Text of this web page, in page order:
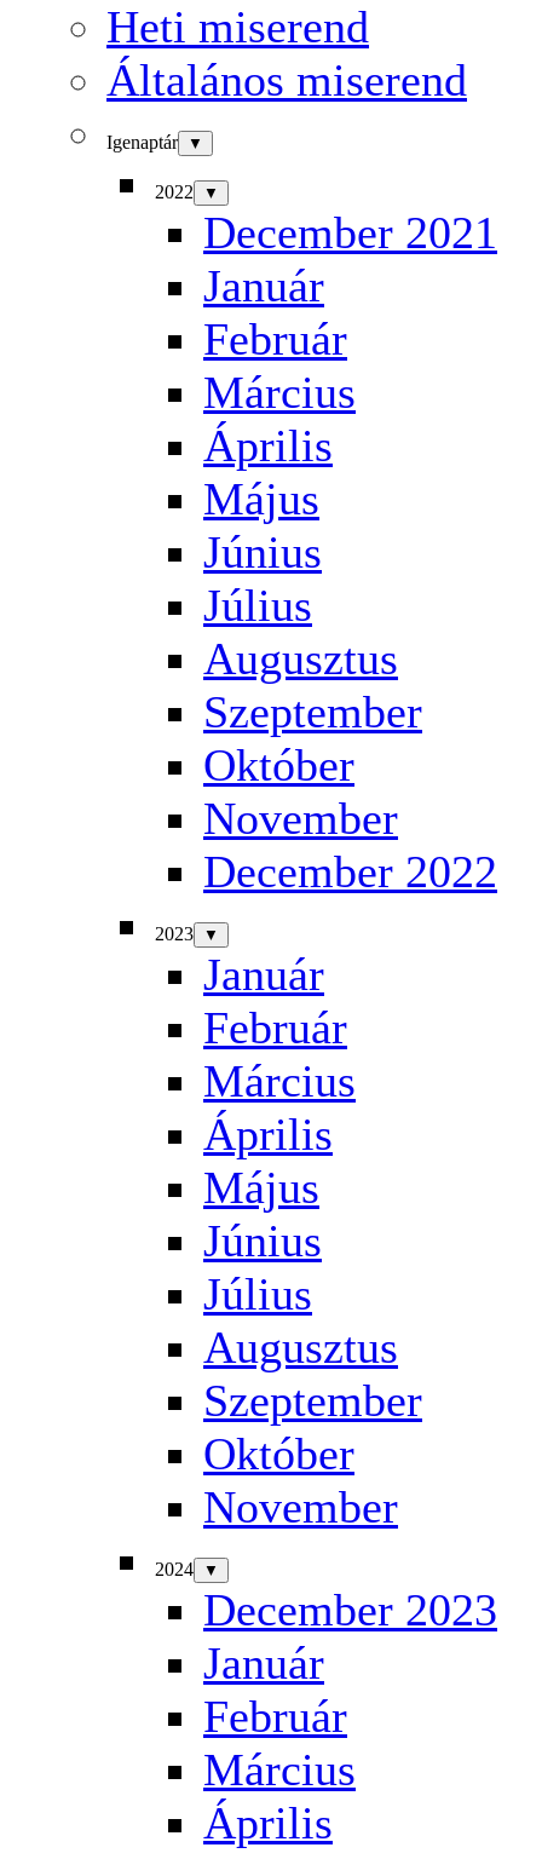
Heti miserend
Általános miserend
Igenaptár ▼
2022 ▼
December 2021
Január
Február
Március
Április
Május
Június
Július
Augusztus
Szeptember
Október
November
December 2022
2023 ▼
Január
Február
Március
Április
Május
Június
Július
Augusztus
Szeptember
Október
November
2024 ▼
December 2023
Január
Február
Március
Április